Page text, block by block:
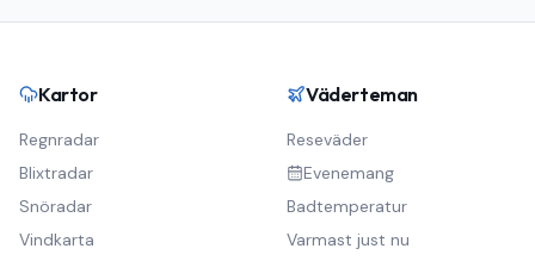
Kartor
Regnradar
Blixtradar
Snöradar
Vindkarta
Väderteman
Reseväder
Evenemang
Badtemperatur
Varmast just nu